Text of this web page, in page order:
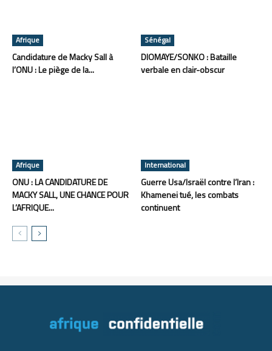
Afrique
Candidature de Macky Sall à
l’ONU : Le piège de la...
Sénégal
DIOMAYE/SONKO : Bataille
verbale en clair-obscur
Afrique
ONU : LA CANDIDATURE DE
MACKY SALL, UNE CHANCE POUR
L’AFRIQUE...
International
Guerre Usa/Israël contre l’Iran :
Khamenei tué, les combats
continuent